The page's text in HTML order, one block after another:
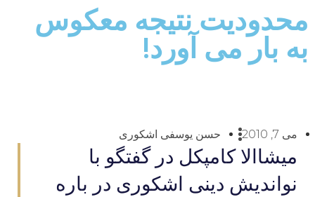
محدودیت نتیجه معکوس
به بار می آورد!
می 7, 2010 حسن یوسفی اشکوری
میشاالا کامپکل در گفتگو با
نواندیش دینی اشکوری در باره